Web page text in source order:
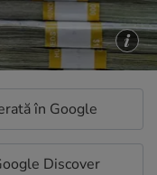
în Google
Discover